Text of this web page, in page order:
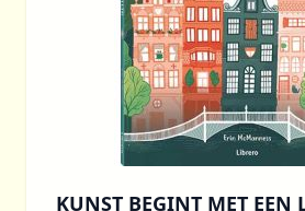
KUNST BEGINT MET EEN